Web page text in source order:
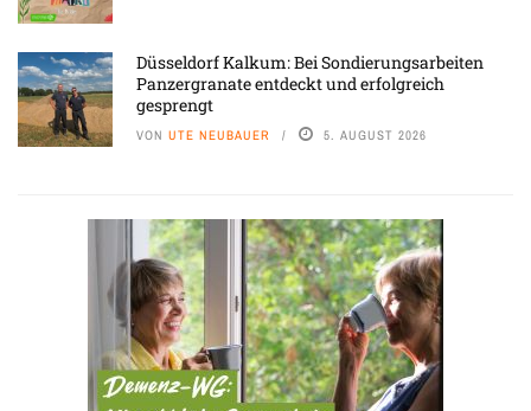
Düsseldorf Kalkum: Bei Sondierungsarbeiten
Panzergranate entdeckt und erfolgreich
gesprengt
VON UTE NEUBAUER 5. AUGUST 2026